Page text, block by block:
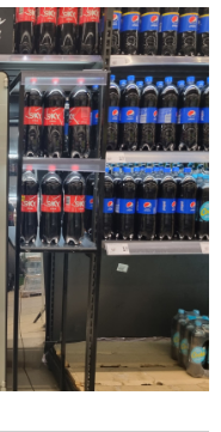
ponovno ažurirati klikom
kojem trenutku